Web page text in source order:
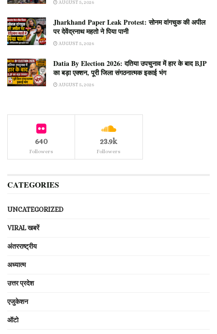
AUGUST 5, 2026
Jharkhand Paper Leak Protest: सोनम वांगचुक की अपील
पर देवेंद्रनाथ महतो ने पिया पानी
AUGUST 5, 2026
Datia By Election 2026: दतिया उपचुनाव में हार के बाद BJP
का बड़ा एक्शन, पूरी जिला संगठनात्मक इकाई भंग
AUGUST 5, 2026
640
Followers
23.9k
Followers
CATEGORIES
UNCATEGORIZED
VIRAL खबरें
अंतरराष्ट्रीय
अध्यात्म
उत्तर प्रदेश
एजुकेशन
ऑटो